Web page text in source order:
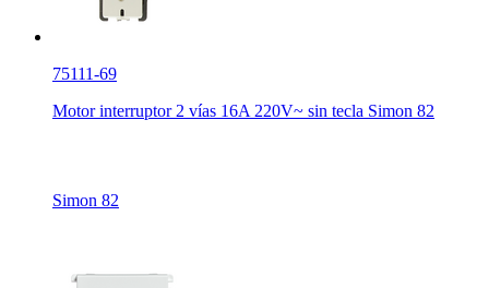
75111-69
Motor interruptor 2 vías 16A 220V~ sin tecla Simon 82
Simon 82